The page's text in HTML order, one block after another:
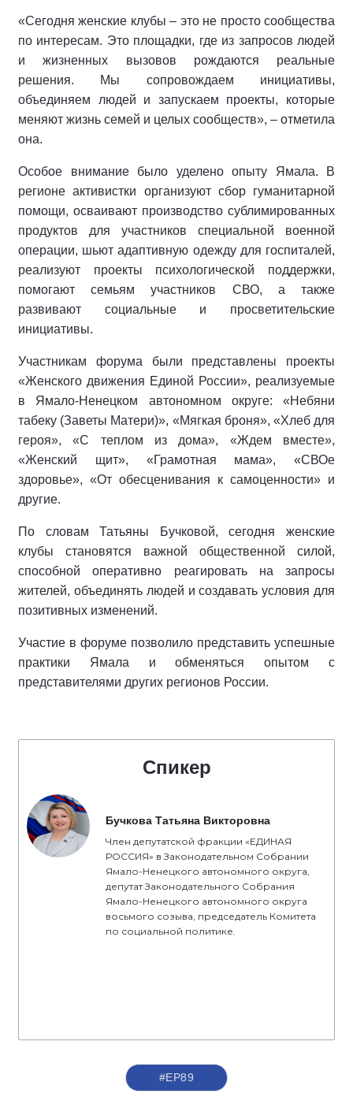
«Сегодня женские клубы – это не просто сообщества
по интересам. Это площадки, где из запросов людей
и жизненных вызовов рождаются реальные
решения. Мы сопровождаем инициативы,
объединяем людей и запускаем проекты, которые
меняют жизнь семей и целых сообществ», – отметила
она.
Особое внимание было уделено опыту Ямала. В
регионе активистки организуют сбор гуманитарной
помощи, осваивают производство сублимированных
продуктов для участников специальной военной
операции, шьют адаптивную одежду для госпиталей,
реализуют проекты психологической поддержки,
помогают семьям участников СВО, а также
развивают социальные и просветительские
инициативы.
Участникам форума были представлены проекты
«Женского движения Единой России», реализуемые
в Ямало-Ненецком автономном округе: «Небяни
табеку (Заветы Матери)», «Мягкая броня», «Хлеб для
героя», «С теплом из дома», «Ждем вместе»,
«Женский щит», «Грамотная мама», «СВОе
здоровье», «От обесценивания к самоценности» и
другие.
По словам Татьяны Бучковой, сегодня женские
клубы становятся важной общественной силой,
способной оперативно реагировать на запросы
жителей, объединять людей и создавать условия для
позитивных изменений.
Участие в форуме позволило представить успешные
практики Ямала и обменяться опытом с
представителями других регионов России.
Спикер
Бучкова Татьяна Викторовна
Член депутатской фракции «ЕДИНАЯ
РОССИЯ» в Законодательном Собрании
Ямало-Ненецкого автономного округа,
депутат Законодательного Собрания
Ямало-Ненецкого автономного округа
восьмого созыва, председатель Комитета
по социальной политике.
#ЕР89